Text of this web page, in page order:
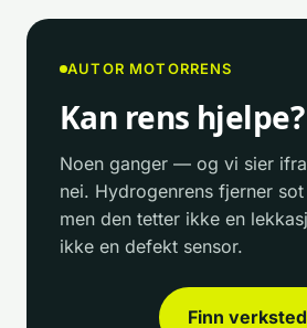
AUTOR MOTORRENS
Kan rens hjelpe?
Noen ganger — og vi sier
nei. Hydrogenrens fjerner
men den tetter ikke en
ikke en defekt sensor.
Finn verksted